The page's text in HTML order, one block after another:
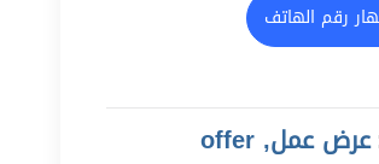
رقم الهاتف
عرض عمل, offer